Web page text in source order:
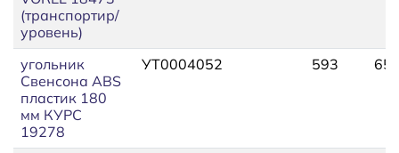
(транспортир/
уровень)
угольник
Свенсона ABS
пластик 180
мм КУРС
19278
УТ0004052 593